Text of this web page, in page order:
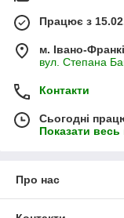
Працює з
м. Івано-
вул. Степана
Контакти
Сьогодні
Показати весь
Про нас